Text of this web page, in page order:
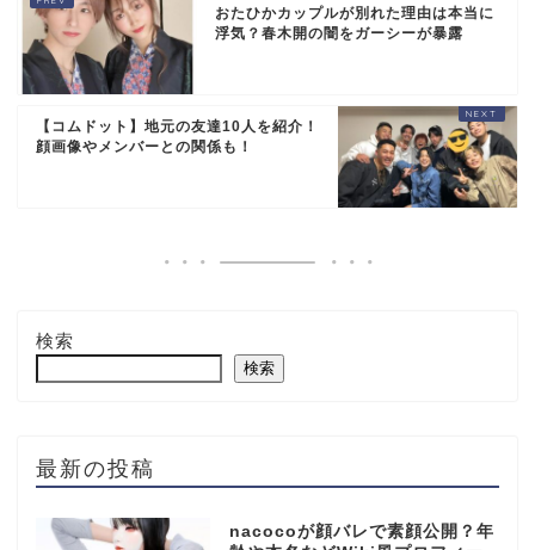
おたひかカップルが別れた理由は本当に
浮気？春木開の闇をガーシーが暴露
【コムドット】地元の友達10人を紹介！
顔画像やメンバーとの関係も！
検索
検索
最新の投稿
nacocoが顔バレで素顔公開？年